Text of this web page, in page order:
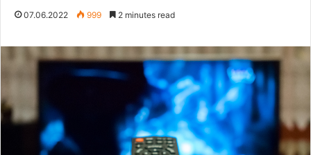
07.06.2022 999 2 minutes read